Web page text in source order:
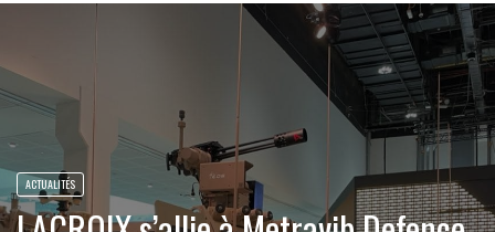
ACTUALITÉS